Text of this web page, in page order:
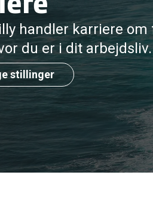
handler karriere
du er i dit arbejdsliv.
stillinger